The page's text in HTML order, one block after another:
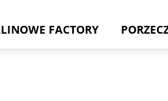
FACTORY